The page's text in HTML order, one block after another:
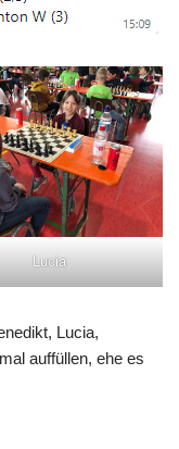
Lucia
Lucia,
auffüllen, ehe es